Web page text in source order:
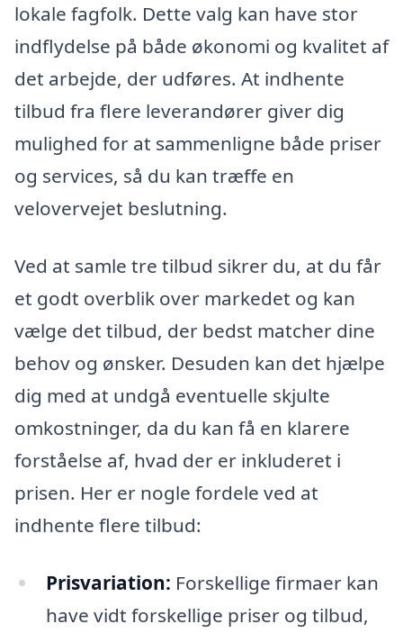
lokale fagfolk. Dette valg kan have stor
indflydelse på både økonomi og kvalitet af
det arbejde, der udføres. At indhente
tilbud fra flere leverandører giver dig
mulighed for at sammenligne både priser
og services, så du kan træffe en
velovervejet beslutning.
Ved at samle tre tilbud sikrer du, at du får
et godt overblik over markedet og kan
vælge det tilbud, der bedst matcher dine
behov og ønsker. Desuden kan det hjælpe
dig med at undgå eventuelle skjulte
omkostninger, da du kan få en klarere
forståelse af, hvad der er inkluderet i
prisen. Her er nogle fordele ved at
indhente flere tilbud:
Prisvariation: Forskellige firmaer kan
have vidt forskellige priser og tilbud,